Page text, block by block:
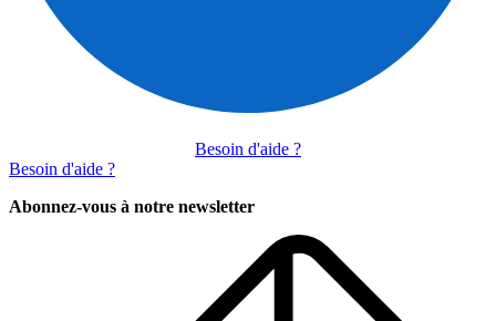
Besoin d'aide ?
Besoin d'aide ?
Abonnez-vous à notre newsletter